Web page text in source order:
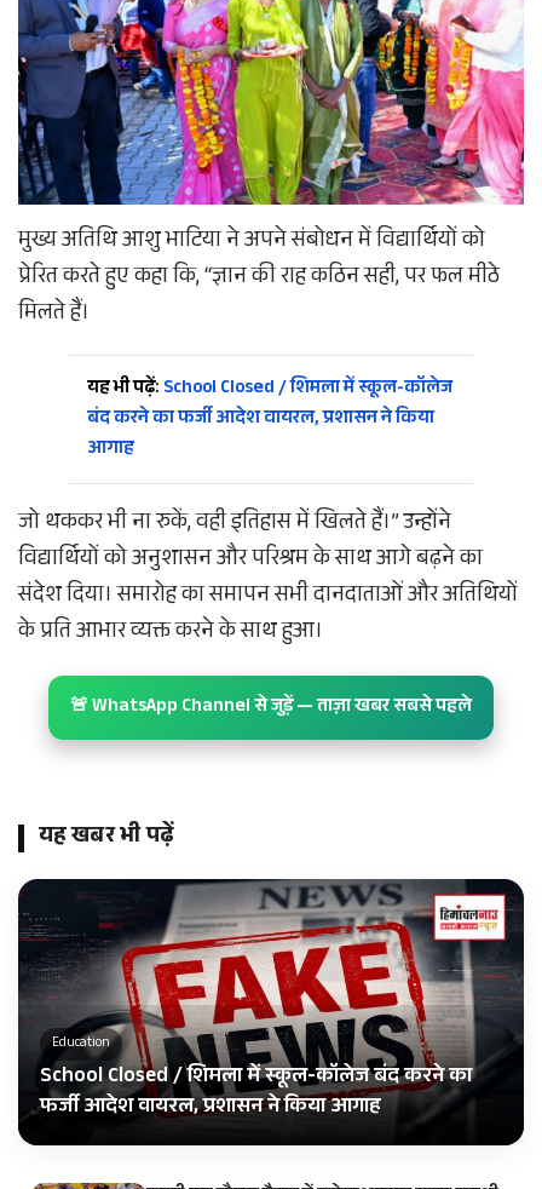
मुख्य अतिथि आशु भाटिया ने अपने संबोधन में विद्यार्थियों को
प्रेरित करते हुए कहा कि, “ज्ञान की राह कठिन सही, पर फल मीठे
मिलते हैं।
यह भी पढ़ें: School Closed / शिमला में स्कूल-कॉलेज
बंद करने का फर्जी आदेश वायरल, प्रशासन ने किया
आगाह
जो थककर भी ना रुकें, वही इतिहास में खिलते हैं।” उन्होंने
विद्यार्थियों को अनुशासन और परिश्रम के साथ आगे बढ़ने का
संदेश दिया। समारोह का समापन सभी दानदाताओं और अतिथियों
के प्रति आभार व्यक्त करने के साथ हुआ।
🚨 WhatsApp Channel से जुड़ें — ताज़ा खबर सबसे पहले
यह खबर भी पढ़ें
Education
School Closed / शिमला में स्कूल-कॉलेज बंद करने का
फर्जी आदेश वायरल, प्रशासन ने किया आगाह